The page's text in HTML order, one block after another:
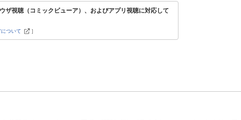
ザ視聴（コミックビューア）、およびアプリ視聴に対応して
ついて ]